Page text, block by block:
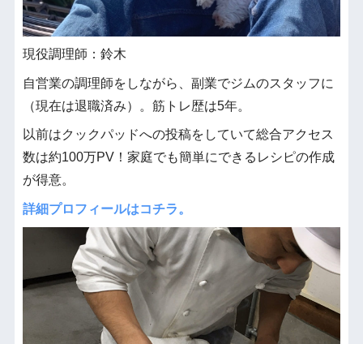
現役調理師：鈴木
自営業の調理師をしながら、副業でジムのスタッフに
（現在は退職済み）。筋トレ歴は5年。
以前はクックパッドへの投稿をしていて総合アクセス
数は約100万PV！家庭でも簡単にできるレシピの作成
が得意。
詳細プロフィールはコチラ。